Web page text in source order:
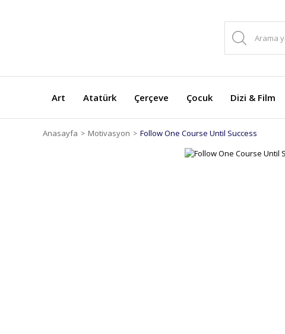
Art Atatürk Çerçeve Çocuk Dizi & Film
Anasayfa Motivasyon Follow One Course Until Success